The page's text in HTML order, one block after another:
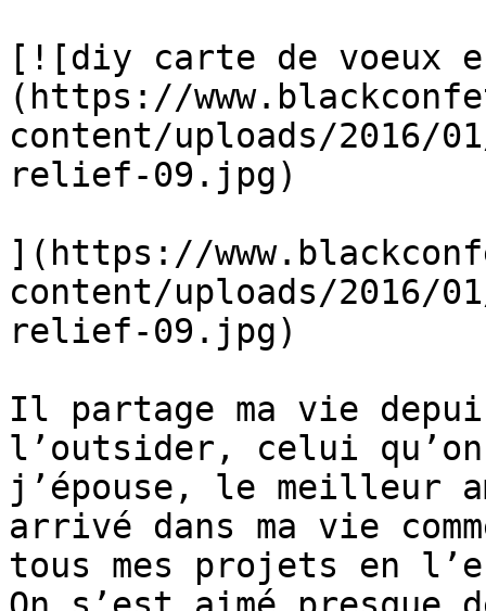
[![diy carte de voeux
(https://
content/uploads/2016/
relief-09.jpg)
](https://
content/uploads/2016/
relief-09.jpg)
Il partage ma vie
l’outsider, celui
j’épouse, le meilleur
arrivé dans ma vie
tous mes projets en